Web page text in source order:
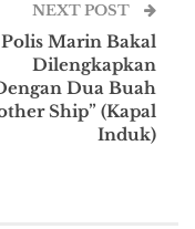
NEXT POST
Polis Marin Bakal
Dilengkapkan
Dua Buah
Ship” (Kapal
Induk)